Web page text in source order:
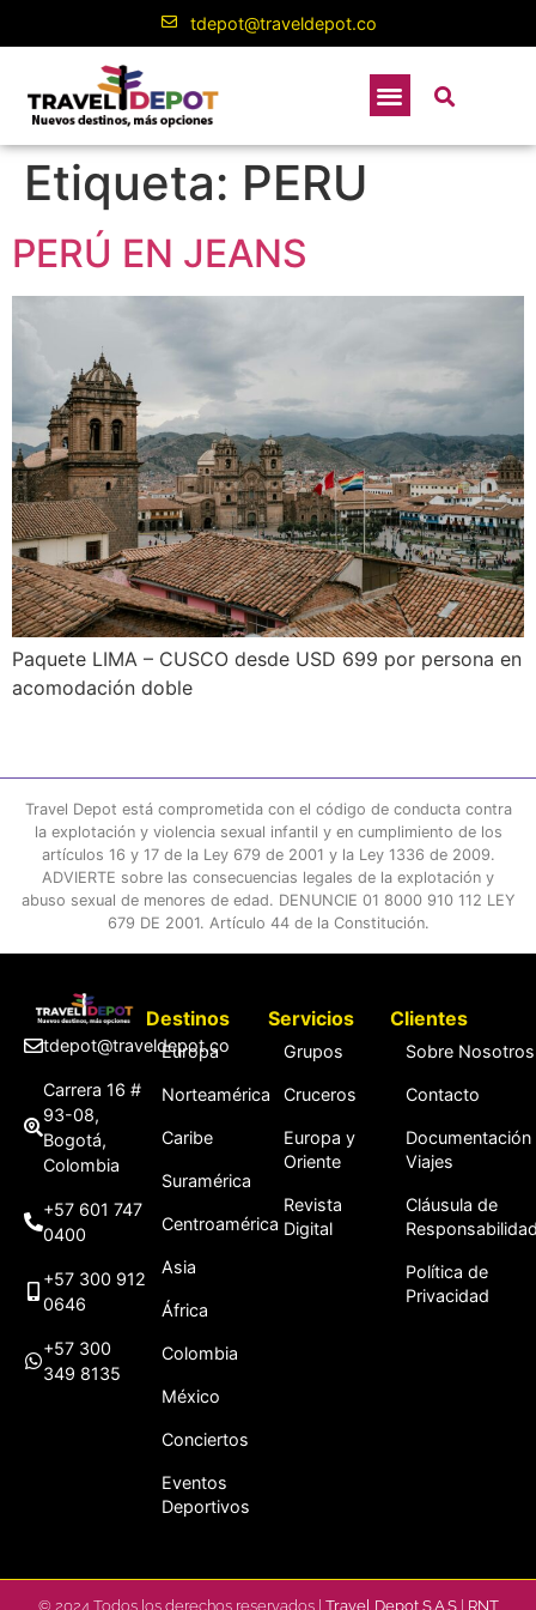
tdepot@traveldepot.co
Etiqueta: PERU
PERÚ EN JEANS
Paquete LIMA – CUSCO desde USD 699 por persona en
acomodación doble
Travel Depot está comprometida con el código de conducta contra
la explotación y violencia sexual infantil y en cumplimiento de los
artículos 16 y 17 de la Ley 679 de 2001 y la Ley 1336 de 2009.
ADVIERTE sobre las consecuencias legales de la explotación y
abuso sexual de menores de edad. DENUNCIE 01 8000 910 112 LEY
679 DE 2001. Artículo 44 de la Constitución.
tdepot@traveldepot.co
Carrera 16 #
93-08,
Bogotá,
Colombia
+57 601 747
0400
+57 300 912
0646
+57 300
349 8135
Destinos
Europa
Norteamérica
Caribe
Suramérica
Centroamérica
Asia
África
Colombia
México
Conciertos
Eventos
Deportivos
Servicios
Grupos
Cruceros
Europa y
Oriente
Revista
Digital
Clientes
Sobre Nosotros
Contacto
Documentación
Viajes
Cláusula de
Política de
Privacidad
© 2024 Todos los derechos reservados | Travel Depot S.A.S| RNT